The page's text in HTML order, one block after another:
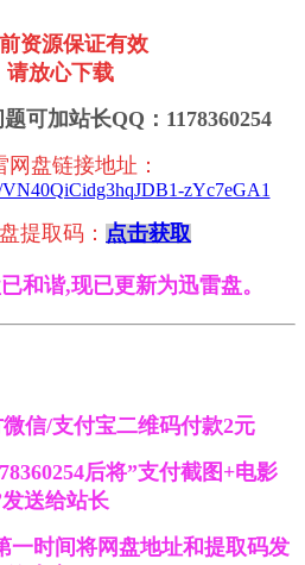
资源保证有效
放心下载
可加站长QQ：1178360254
网盘链接地址 ：
VN40QiCidg3hqJDB1-zYc7eGA1
提取码： 点击获取
和谐,现已更新为迅雷盘。
信/支付宝二维码付款2元
后将”支付截图+电影
送给站长
一时间将网盘地址和提取码发